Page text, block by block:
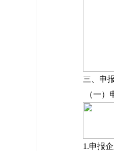
三、申
（一）
1.申报